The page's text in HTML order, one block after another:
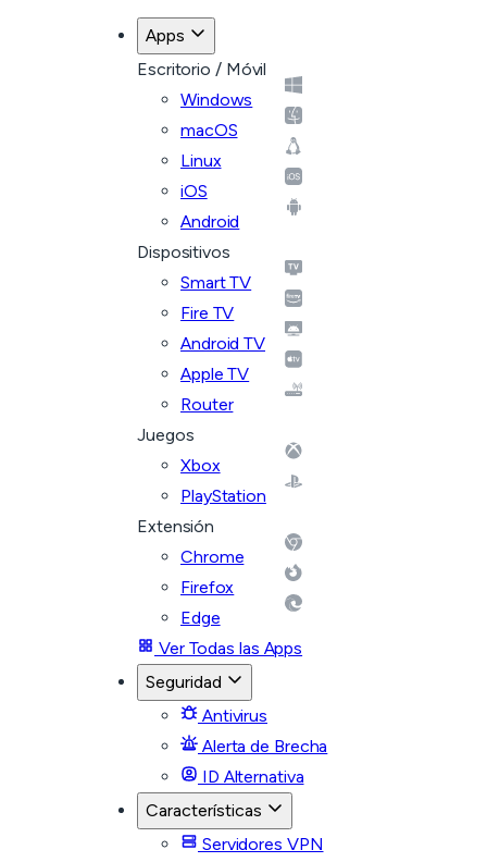
Apps
Escritorio / Móvil
Windows
macOS
Linux
iOS
Android
Dispositivos
Smart TV
Fire TV
Android TV
Apple TV
Router
Juegos
Xbox
PlayStation
Extensión
Chrome
Firefox
Edge
Ver Todas las Apps
Seguridad
Antivirus
Alerta de Brecha
ID Alternativa
Características
Servidores VPN